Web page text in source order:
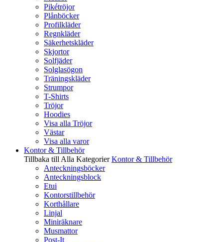
Pikétröjor
Plånböcker
Profilkläder
Regnkläder
Säkerhetskläder
Skjortor
Solfjäder
Solglasögon
Träningskläder
Strumpor
T-Shirts
Tröjor
Hoodies
Visa alla Tröjor
Västar
Visa alla varor
Kontor & Tillbehör
Tillbaka till Alla Kategorier Kontor & Tillbehör
Anteckningsböcker
Anteckningsblock
Etui
Kontorstillbehör
Korthållare
Linjal
Miniräknare
Musmattor
Post-It